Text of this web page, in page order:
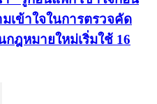
เข้าใจในการตรวจคัด
ฎหมายใหม่เริ่มใช้ 16